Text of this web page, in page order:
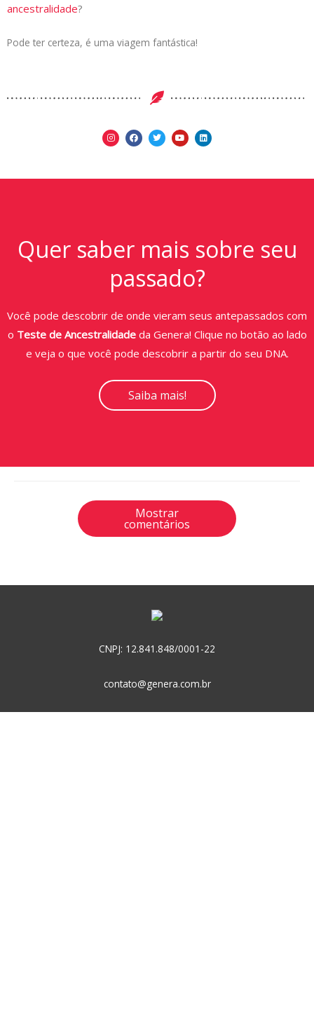
ancestralidade?
Pode ter certeza, é uma viagem fantástica!
Quer saber mais sobre seu
passado?
Você pode descobrir de onde vieram seus antepassados com
o Teste de Ancestralidadeda Genera! Clique no botão ao lado
e veja o que você pode descobrir a partir do seu DNA.
Saiba mais!
Mostrar
comentários
CNPJ: 12.841.848/0001-22
contato@genera.com.br